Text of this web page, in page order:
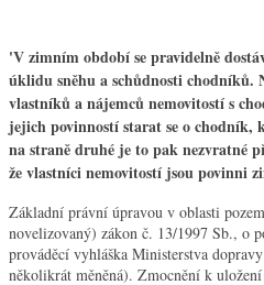
'V zimním období se pravidelně
úklidu sněhu a schůdnosti chodníků.
vlastníků a nájemců nemovitostí s
jejich povinností starat se o
na straně druhé je to pak nezvratné
že vlastníci nemovitostí jsou povinni
Základní právní úpravou v oblasti
novelizovaný) zákon č. 13/1997 Sb., o
prováděcí vyhláška Ministerstva
několikrát měněná). Zmocnění k